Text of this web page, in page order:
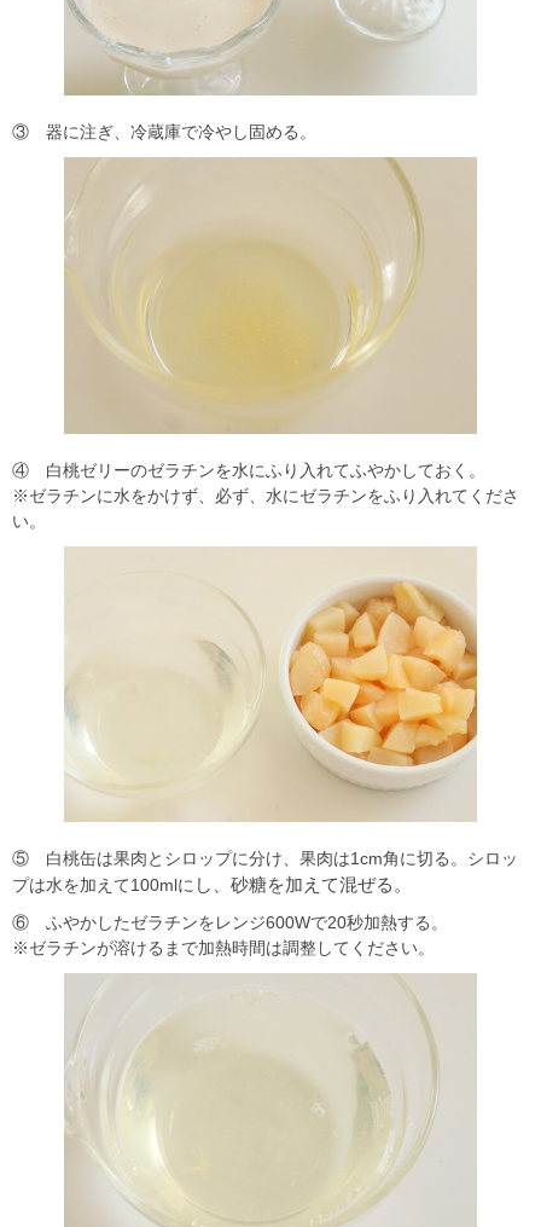
③ 器に注ぎ、冷蔵庫で冷やし固める。
④ 白桃ゼリーのゼラチンを水にふり入れてふやかしておく。
※ゼラチンに水をかけず、必ず、水にゼラチンをふり入れてくださ
い。
⑤ 白桃缶は果肉とシロップに分け、果肉は1cm角に切る。シロッ
プは水を加えて100mlに し、砂糖を加えて混ぜる。
⑥ ふやかしたゼラチンをレンジ600Wで20秒加熱する。
※ゼラチンが溶けるまで加熱時間は調整してください。